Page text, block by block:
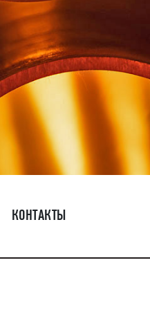
КОНТАКТЫ